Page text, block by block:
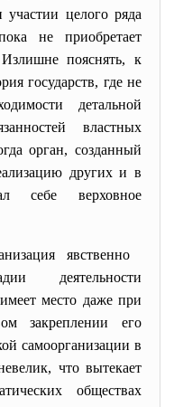
целого ряда
не приобретает
Излишне пояснять, к
государств, где не
детальной
властных
орган, созданный
других и в
себе верховное
явственно
деятельности
место даже при
закреплении его
самоорганизации в
что вытекает
обществах